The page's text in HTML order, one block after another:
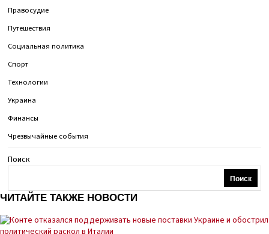
Правосудие
Путешествия
Социальная политика
Спорт
Технологии
Украина
Финансы
Чрезвычайные события
Поиск
Поиск
ЧИТАЙТЕ ТАКЖЕ НОВОСТИ